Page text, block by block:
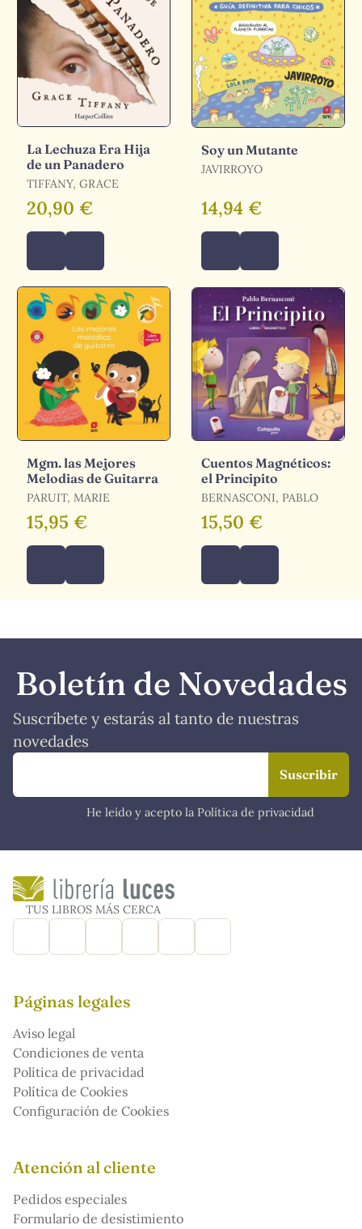
La Lechuza Era Hija
de un Panadero
TIFFANY, GRACE
20,90 €
Soy un Mutante
JAVIRROYO
14,94 €
Mgm. las Mejores
Melodias de Guitarra
PARUIT, MARIE
15,95 €
Cuentos Magnéticos:
el Principito
BERNASCONI, PABLO
15,50 €
Boletín de Novedades
Suscríbete y estarás al tanto de nuestras
novedades
He leído y acepto la Política de privacidad
TUS LIBROS MÁS CERCA
Páginas legales
Aviso legal
Condiciones de venta
Política de privacidad
Política de Cookies
Configuración de Cookies
Atención al cliente
Pedidos especiales
Formulario de desistimiento